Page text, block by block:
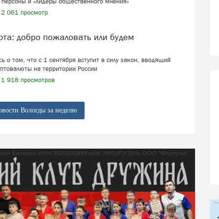
061 просмотр
о том, что с 1 сентября вступит в силу закон, вводящий
на территории России
918 просмотров
Вологды за неделю